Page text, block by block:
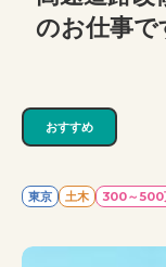
のお仕事で
おすすめ
東京 土木 300～500